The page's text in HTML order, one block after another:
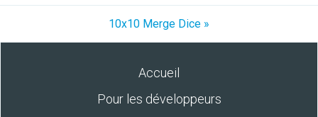
10x10 Merge Dice »
Accueil
Pour les développeurs